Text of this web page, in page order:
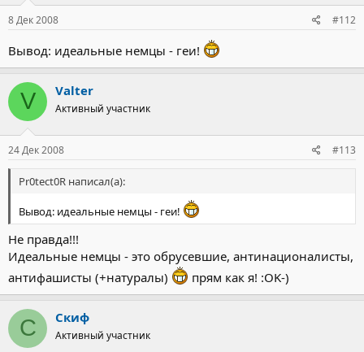
8 Дек 2008 #112
Вывод: идеальные немцы - геи!
V Valter
Активный участник
24 Дек 2008 #113
Pr0tect0R написал(а):
Вывод: идеальные немцы - геи!
Не правда!!!
Идеальные немцы - это обрусевшие, антинационалисты,
антифашисты (+натуралы)
прям как я! :OK-)
С Скиф
Активный участник